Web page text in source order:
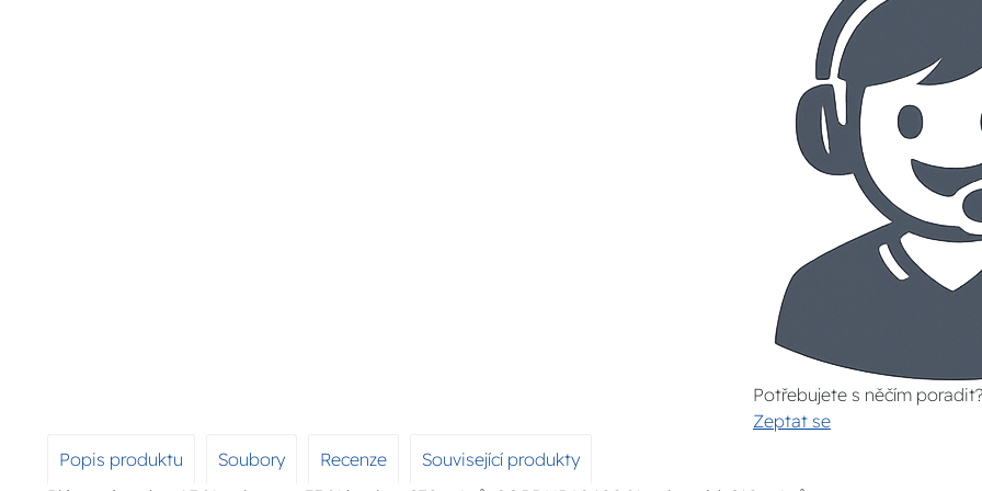
Potřebujete s něčím poradit?
Zeptat se
Popis produktu
Soubory Recenze
Související produkty